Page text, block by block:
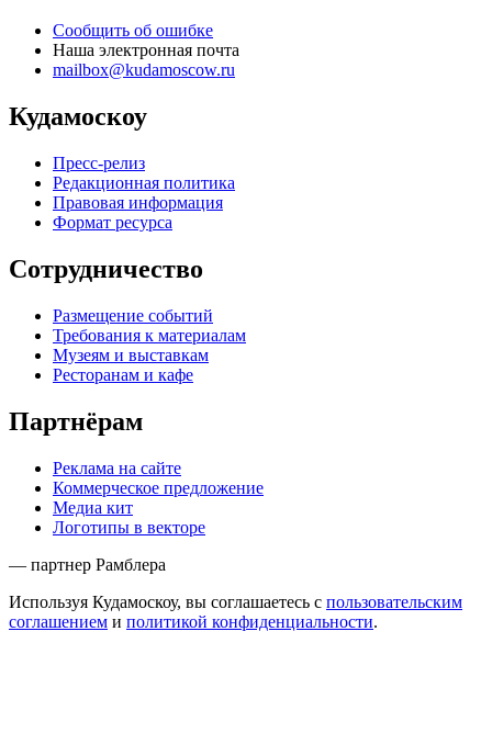
Сообщить об ошибке
Наша электронная почта
mailbox@kudamoscow.ru
Кудамоскоу
Пресс-релиз
Редакционная политика
Правовая информация
Формат ресурса
Сотрудничество
Размещение событий
Требования к материалам
Музеям и выставкам
Ресторанам и кафе
Партнёрам
Реклама на сайте
Коммерческое предложение
Медиа кит
Логотипы в векторе
— партнер Рамблера
Используя Кудамоскоу, вы соглашаетесь с пользовательским
соглашением и политикой конфиденциальности.